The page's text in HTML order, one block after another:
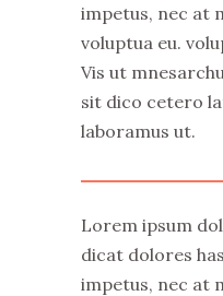
impetus, nec at
voluptua eu.
Vis ut
sit dico cetero
laboramus ut.
Lorem ipsum
dicat dolores
impetus, nec at